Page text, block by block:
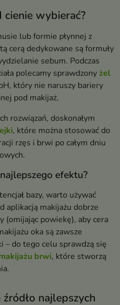
cienie wybierać?
lub formie płynnej z
cerą dedykowane są formuły
sebum. Podczas
polecamy sprawdzony żel
który nie naruszy bariery
pod makijaż.
rozwiązań, doskonałym
, które można stosować do
rzęs i brwi po całym dniu
efektu?
bazy, warto używać
aplikacją makijażu dobrze
(omijając powiekę), aby cera
oka są zawsze
– do tego celu sprawdzą się
brwi, które stworzą
najlepszych